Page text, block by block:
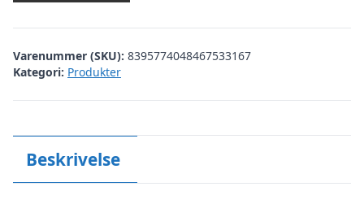
Varenummer (SKU): 8395774048467533167
Kategori: Produkter
Beskrivelse